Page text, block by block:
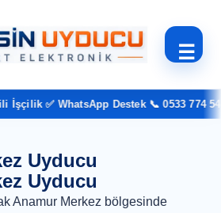
☰
✅ WhatsApp Destek 📞 0533 774 54
Uyducu
Uyducu
Anamur Merkez bölgesinde